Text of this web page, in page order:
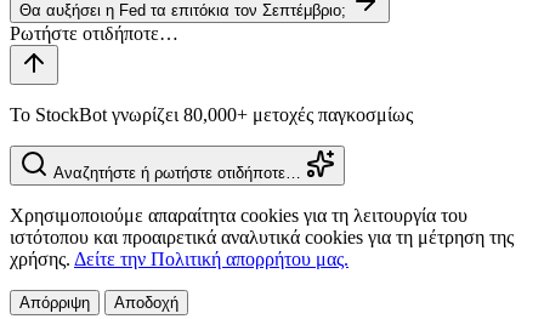
Θα αυξήσει η Fed τα επιτόκια τον Σεπτέμβριο;
Το StockBot γνωρίζει 80,000+ μετοχές παγκοσμίως
Αναζητήστε ή ρωτήστε οτιδήποτε…
Χρησιμοποιούμε απαραίτητα cookies για τη λειτουργία του
ιστότοπου και προαιρετικά αναλυτικά cookies για τη μέτρηση της
χρήσης. Δείτε την Πολιτική απορρήτου μας.
Απόρριψη Αποδοχή